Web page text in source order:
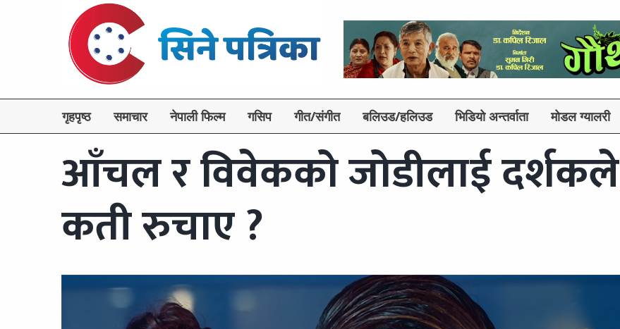
गृहपृष्ठ समाचार नेपाली फिल्म गसिप गीत/संगीत बलिउड/हलिउड भिडियो अन्तर्वाता मोडल ग्यालरी
आँचल र विवेकको जोडीलाई दर्शकले
कती रुचाए ?